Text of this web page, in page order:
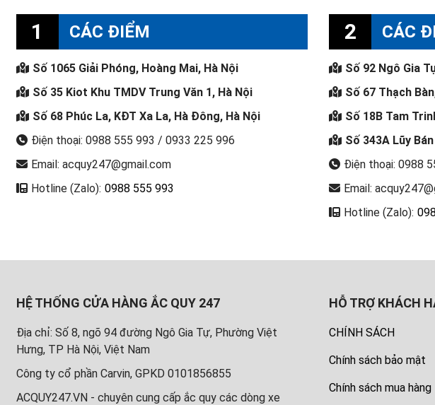
1 CÁC ĐIỂM
Số 1065 Giải Phóng, Hoàng Mai, Hà Nội
Số 35 Kiot Khu TMDV Trung Văn 1, Hà Nội
Số 68 Phúc La, KĐT Xa La, Hà Đông, Hà Nội
Điện thoại: 0988 555 993 / 0933 225 996
Email: acquy247@gmail.com
Hotline (Zalo): 0988 555 993
2 CÁC
Số 92 Ngô Gia
Số 67 Thạch
Số 18B Tam
Số 343A Lũy
Điện thoại: 0988
Email:
Hotline (Zalo):
HỆ THỐNG CỬA HÀNG ẮC QUY 247
Địa chỉ: Số 8, ngõ 94 đường Ngô Gia Tự, Phường Việt
Hưng, TP Hà Nội, Việt Nam
Công ty cổ phần Carvin, GPKD 0101856855
ACQUY247.VN - chuyên cung cấp ắc quy các dòng xe
HỖ TRỢ KHÁCH
CHÍNH SÁCH
Chính sách bảo mật
Chính sách mua hàng